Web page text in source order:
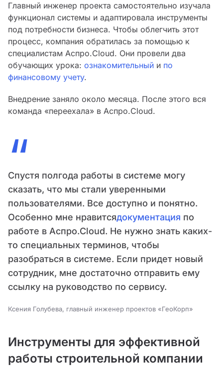
Главный инженер проекта самостоятельно изучала
функционал системы и адаптировала инструменты
под потребности бизнеса. Чтобы облегчить этот
процесс, компания обратилась за помощью к
специалистам Аспро.Cloud. Они провели два
обучающих урока: ознакомительный и по
финансовому учету.
Внедрение заняло около месяца. После этого вся
команда «переехала» в Аспро.Cloud.
“
Спустя полгода работы в системе могу
сказать, что мы стали уверенными
пользователями. Все доступно и понятно.
Особенно мне нравитсядокументация по
работе в Аспро.Cloud. Не нужно знать каких-
то специальных терминов, чтобы
разобраться в системе. Если придет новый
сотрудник, мне достаточно отправить ему
ссылку на руководство по сервису.
Ксения Голубева, главный инженер проектов «ГеоКорп»
Инструменты для эффективной
работы строительной компании